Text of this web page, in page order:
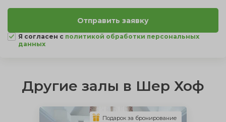
Я согласен с политикой обработки персональных
данных
Другие залы в Шер Хоф
Подарок за бронирование